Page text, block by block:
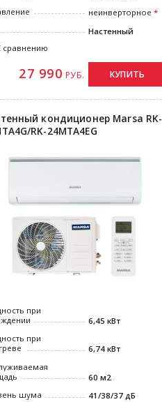
неинверторное
Настенный
сравнению
27 990 РУБ. КУПИТЬ
кондиционер Marsa RK-
RK-24MTA4EG
при
6,45 кВт
при
6,74 кВт
60 м2
шума
41/38/37 дБ